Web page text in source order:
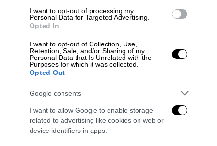
I want to opt-out of processing my
Personal Data for Targeted Advertising.
Opted In
I want to opt-out of Collection, Use,
Retention, Sale, and/or Sharing of my
Personal Data that Is Unrelated with the
Purposes for which it was collected.
Opted Out
Google consents
I want to allow Google to enable storage
related to advertising like cookies on web or
device identifiers in apps.